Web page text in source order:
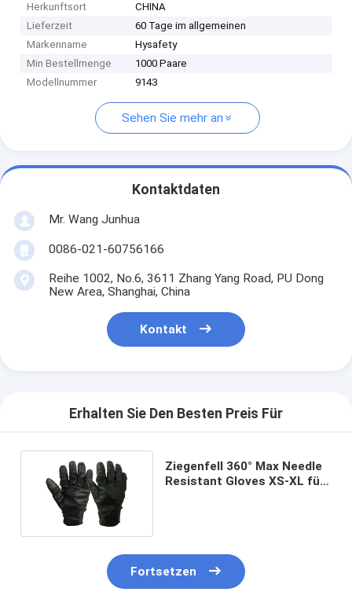
Herkunftsort
CHINA
Lieferzeit
60 Tage im allgemeinen
Markenname
Hysafety
Min Bestellmenge
1000 Paare
Modellnummer
9143
Sehen Sie mehr an
Kontaktdaten
Mr. Wang Junhua
0086-021-60756166
Reihe 1002, No.6, 3611 Zhang Yang Road, PU Dong
New Area, Shanghai, China
Kontakt
Erhalten Sie Den Besten Preis Für
Ziegenfell 360° Max Needle
Resistant Gloves XS-XL für
Fortsetzen